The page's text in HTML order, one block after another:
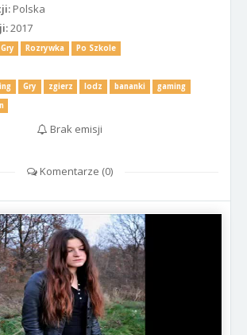
Polska
2017
Gry Rozrywka Po Szkole
Gry zgierz lodz bananki
gaming
Brak emisji
Komentarze (0)